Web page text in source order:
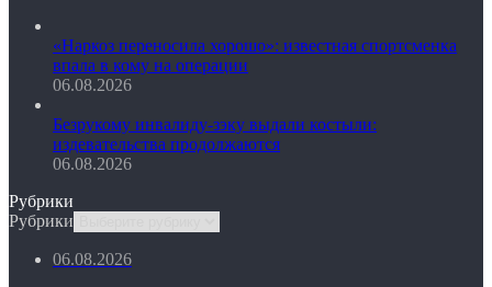
«Наркоз переносила хорошо»: известная спортсменка
впала в кому на операции
06.08.2026
Безрукому инвалиду-зэку выдали костыли:
издевательства продолжаются
06.08.2026
Рубрики
Рубрики
06.08.2026